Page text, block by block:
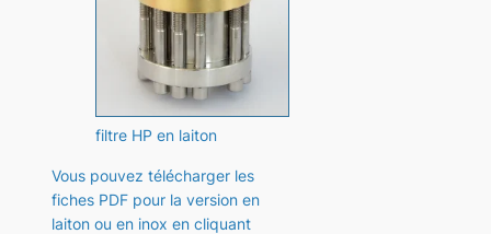
filtre HP en laiton
Vous pouvez télécharger les
fiches PDF pour la version en
laiton ou en inox en cliquant